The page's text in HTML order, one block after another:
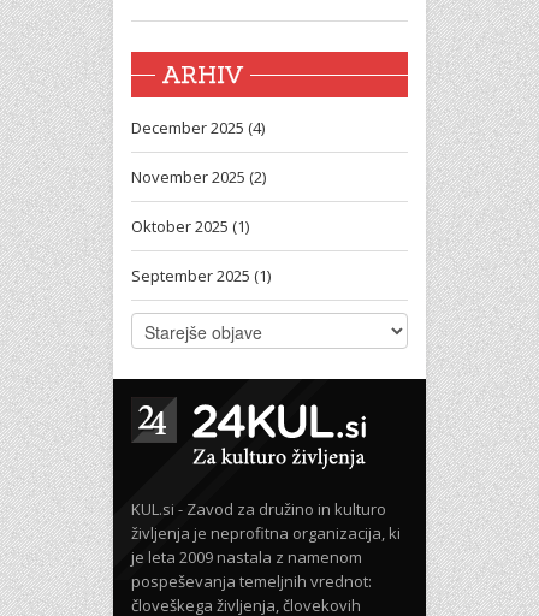
ARHIV
December 2025 (4)
November 2025 (2)
Oktober 2025 (1)
September 2025 (1)
KUL.si - Zavod za družino in kulturo
življenja je neprofitna organizacija, ki
je leta 2009 nastala z namenom
pospeševanja temeljnih vrednot:
človeškega življenja, človekovih